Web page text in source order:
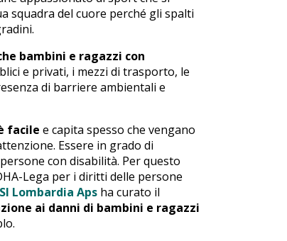
squadra del cuore perché gli spalti
bambini e ragazzi con
e privati, i mezzi di trasporto, le
di barriere ambientali e
facile e capita spesso che vengano
Essere in grado di
con disabilità. Per questo
Lega per i diritti delle persone
Lombardia Aps ha curato il
ai danni di bambini e ragazzi